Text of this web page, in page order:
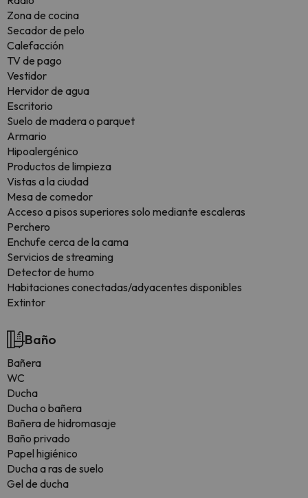
Zona de cocina
Secador de pelo
Calefacción
TV de pago
Vestidor
Hervidor de agua
Escritorio
Suelo de madera o parquet
Armario
Hipoalergénico
Productos de limpieza
Vistas a la ciudad
Mesa de comedor
Acceso a pisos superiores solo mediante escaleras
Perchero
Enchufe cerca de la cama
Servicios de streaming
Detector de humo
Habitaciones conectadas/adyacentes disponibles
Extintor
Baño
Bañera
WC
Ducha
Ducha o bañera
Bañera de hidromasaje
Baño privado
Papel higiénico
Ducha a ras de suelo
Gel de ducha